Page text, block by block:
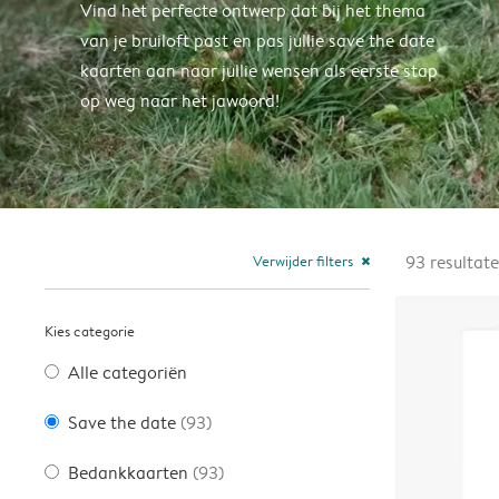
Vind het perfecte ontwerp dat bij het thema
van je bruiloft past en pas jullie save the date
kaarten aan naar jullie wensen als eerste stap
op weg naar het jawoord!
Verwijder filters close
Kies categorie
Alle categoriën
Save the date (93)
Bedankkaarten (93)
93